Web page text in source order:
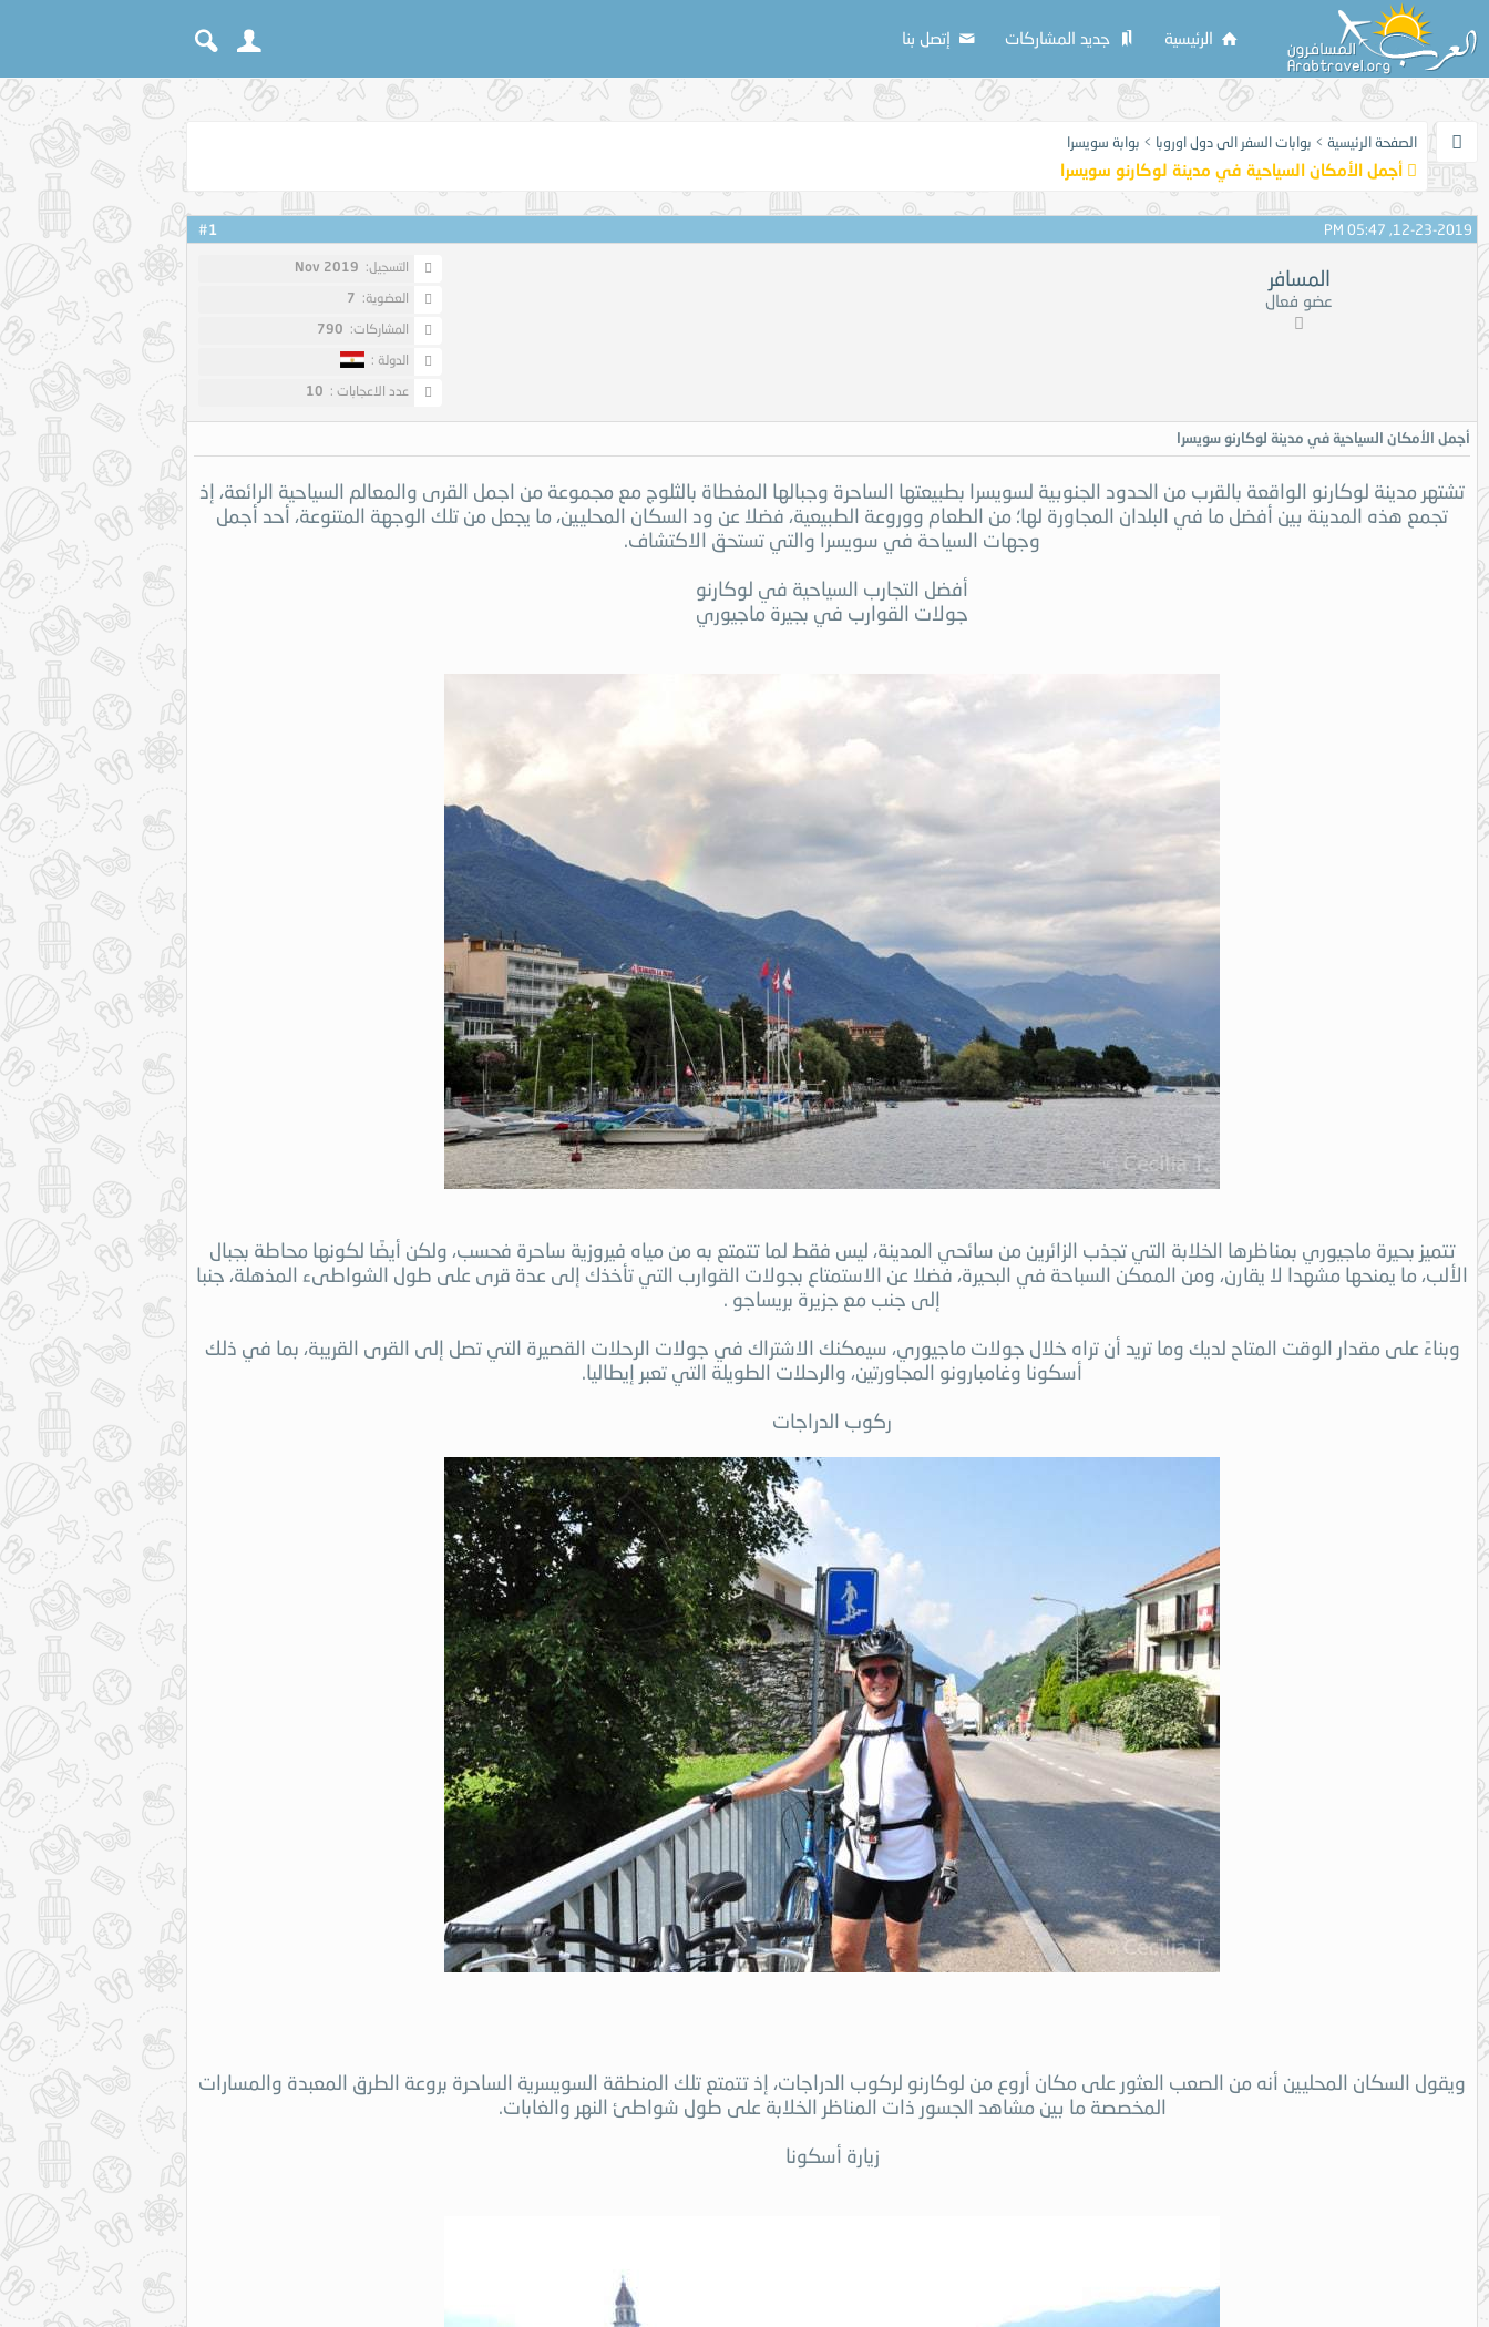
الرئيسية جديد المشاركات إتصل بنا
الصفحة الرئيسية > بوابات السفر الى دول اوروبا > بوابة سويسرا
أجمل الأمكان السياحية في مدينة لوكارنو سويسرا
1 12-23-2019, 05:47 PM
المسافر
عضو فعال
التسجيل: Nov 2019
العضوية: 7
المشاركات: 790
الدولة :
عدد الاعجابات : 10
أجمل الأمكان السياحية في مدينة لوكارنو سويسرا
تشتهر مدينة لوكارنو الواقعة بالقرب من الحدود الجنوبية لسويسرا بطبيعتها الساحرة وجبالها المغطاة بالثلوج مع مجموعة من اجمل القرى والمعالم السياحية الرائعة، إذ
تجمع هذه المدينة بين أفضل ما في البلدان المجاورة لها؛ من الطعام ووروعة الطبيعية، فضلا عن ود السكان المحليين، ما يجعل من تلك الوجهة المتنوعة، أحد أجمل
وجهات السياحة في سويسرا والتي تستحق الاكتشاف.
أفضل التجارب السياحية في لوكارنو
جولات القوارب في بجيرة ماجيوري
تتميز بحيرة ماجيوري بمناظرها الخلابة التي تجذب الزائرين من سائحي المدينة، ليس فقط لما تتمتع به من مياه فيروزية ساحرة فحسب، ولكن أيضًا لكونها محاطة بجبال
الألب، ما يمنحها مشهدا لا يقارن، ومن الممكن السباحة في البحيرة، فضلا عن الاستمتاع بجولات القوارب التي تأخذك إلى عدة قرى على طول الشواطىء المذهلة، جنبا
إلى جنب مع جزيرة بريساجو .
وبناءً على مقدار الوقت المتاح لديك وما تريد أن تراه خلال جولات ماجيوري، سيمكنك الاشتراك في جولات الرحلات القصيرة التي تصل إلى القرى القريبة، بما في ذلك
أسكونا وغامبارونو المجاورتين، والرحلات الطويلة التي تعبر إيطاليا.
ركوب الدراجات
ويقول السكان المحليين أنه من الصعب العثور على مكان أروع من لوكارنو لركوب الدراجات، إذ تتمتع تلك المنطقة السويسرية الساحرة بروعة الطرق المعبدة والمسارات
المخصصة ما بين مشاهد الجسور ذات المناظر الخلابة على طول شواطئ النهر والغابات.
زيارة أسكونا